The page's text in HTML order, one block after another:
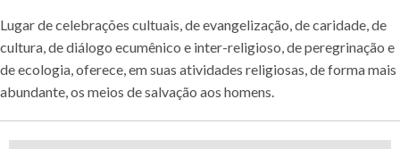
Lugar de celebrações cultuais, de evangelização, de caridade, de
cultura, de diálogo ecumênico e inter-religioso, de peregrinação e
de ecologia, oferece, em suas atividades religiosas, de forma mais
abundante, os meios de salvação aos homens.